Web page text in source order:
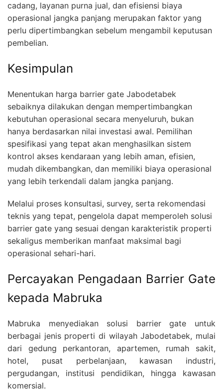
cadang, layanan purna jual, dan efisiensi biaya
operasional jangka panjang merupakan faktor yang
perlu dipertimbangkan sebelum mengambil keputusan
pembelian.
Kesimpulan
Menentukan harga barrier gate Jabodetabek
sebaiknya dilakukan dengan mempertimbangkan
kebutuhan operasional secara menyeluruh, bukan
hanya berdasarkan nilai investasi awal. Pemilihan
spesifikasi yang tepat akan menghasilkan sistem
kontrol akses kendaraan yang lebih aman, efisien,
mudah dikembangkan, dan memiliki biaya operasional
yang lebih terkendali dalam jangka panjang.
Melalui proses konsultasi, survey, serta rekomendasi
teknis yang tepat, pengelola dapat memperoleh solusi
barrier gate yang sesuai dengan karakteristik properti
sekaligus memberikan manfaat maksimal bagi
operasional sehari-hari.
Percayakan Pengadaan Barrier Gate
kepada Mabruka
Mabruka menyediakan solusi barrier gate untuk
berbagai jenis properti di wilayah Jabodetabek, mulai
dari gedung perkantoran, apartemen, rumah sakit,
hotel, pusat perbelanjaan, kawasan industri,
pergudangan, institusi pendidikan, hingga kawasan
komersial.